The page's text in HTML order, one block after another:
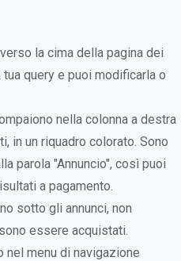
la cima della pagina dei
query e puoi modificarla o
nella colonna a destra
in un riquadro colorato. Sono
parola "Annuncio", così puoi
a pagamento.
sotto gli annunci, non
essere acquistati.
nel menu di navigazione